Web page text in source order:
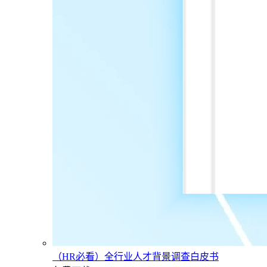
（HR必看）全行业人才背景调查白皮书